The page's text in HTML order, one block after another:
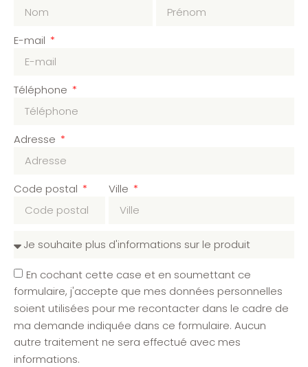
E-mail
Téléphone
Adresse
Code postal Ville
En cochant cette case et en soumettant ce
formulaire, j'accepte que mes données personnelles
soient utilisées pour me recontacter dans le cadre de
ma demande indiquée dans ce formulaire. Aucun
autre traitement ne sera effectué avec mes
informations.